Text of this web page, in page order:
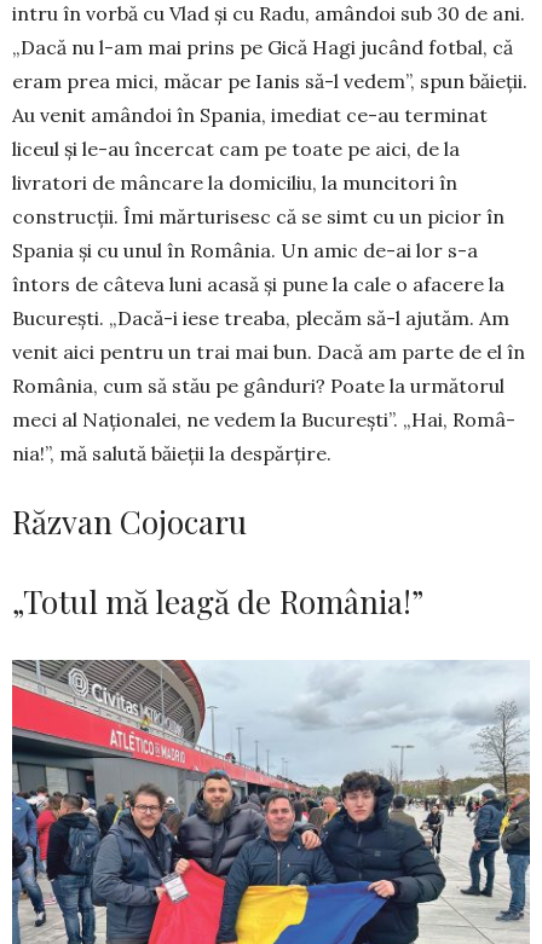
intru în vorbă cu Vlad și cu Radu, amândoi sub 30 de ani.
„Dacă nu l-am mai prins pe Gică Hagi jucând fotbal, că
eram prea mici, măcar pe Ianis să-l vedem”, spun băieții.
Au venit amândoi în Spania, imediat ce-au terminat
liceul și le-au încercat cam pe toate pe aici, de la
livratori de mâncare la domiciliu, la muncitori în
construcții. Îmi mărturisesc că se simt cu un picior în
Spania și cu unul în România. Un amic de-ai lor s-a
întors de câteva luni acasă și pune la cale o afacere la
București. „Dacă-i iese treaba, plecăm să-l ajutăm. Am
venit aici pentru un trai mai bun. Dacă am parte de el în
România, cum să stău pe gânduri? Poate la următorul
meci al Națio­nalei, ne vedem la București”. „Hai, Româ­
nia!”, mă sa­lută băieții la despărțire.
Răzvan Cojocaru
„Totul mă leagă de România!”